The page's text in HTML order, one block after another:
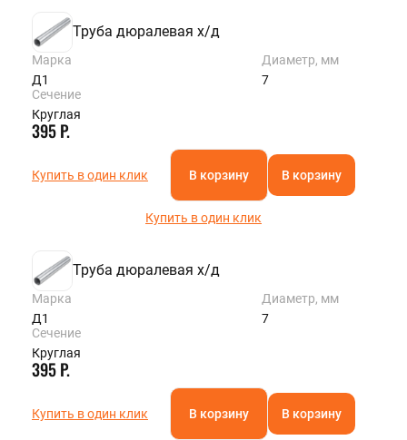
Труба дюралевая х/д
Марка
Д1
Диаметр, мм
7
Сечение
Круглая
395 Р.
Купить в один клик В корзину В корзину
Купить в один клик
Труба дюралевая х/д
Марка
Д1
Диаметр, мм
7
Сечение
Круглая
395 Р.
Купить в один клик В корзину В корзину